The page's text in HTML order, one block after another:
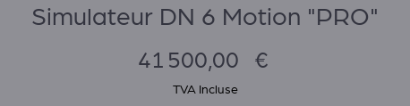
Simulateur DN 6 Motion "PRO"
41 500,00 €Prix
TVA Incluse